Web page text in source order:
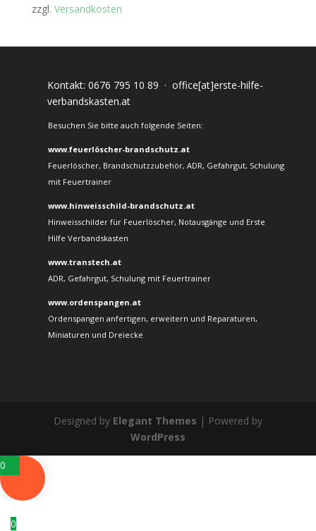
zzgl. Versandkosten
Kontakt: 0676 795 10 89 · office[at]erste-hilfe-
verbandskasten.at
Besuchen Sie bitte auch folgende Seiten:
www.feuerlöscher-brandschutz.at
Feuerlöscher, Brandschutzzubehör, ADR, Gefahrgut, Schulung
mit Feuertrainer
www.hinweisschild-brandschutz.at
Hinweisschilder für Feuerlöscher, Notausgänge und Erste
Hilfe Verbandskasten
www.transtech.at
ADR, Gefahrgut, Schulung mit Feuertrainer
www.ordenspangen.at
Ordenspangen anfertigen, erweitern und Reparaturen,
Miniaturen und Dreiecke
Designed by Elegant Themes | Powered by
WordPress
0
0